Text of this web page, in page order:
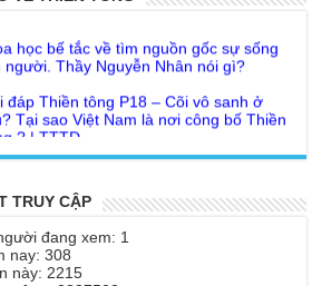
Phật dạy về cách tạo Công Đức và
Đức
lập văn tự, Giáo ngoại biệt truyền
thiền là sao?
Diệu Pháp Môn
Thiền tông phải bỏ hết sao?
người. Thầy Nguyễn Nhân nói gì?
đáp Thiền tông P18 – Cõi vô sanh ở
Tại sao Việt Nam là nơi công bố Thiền
? | TTTD
Thiền Tông Tân Diệu góp phần giúp
Thiền Tông Tân Diệu được Đài truyền
Thiền Tông Tân Diệu - Phóng sự
duyên giữa mùa lũ" | TTTD
TRUY CẬP
đang xem: 1
nay: 308
này: 2215